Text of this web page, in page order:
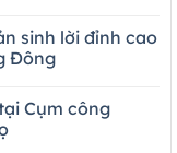
sinh lời đỉnh cao
Đông
Cụm công